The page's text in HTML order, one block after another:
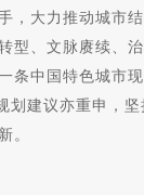
，大力推动城市
型、文脉赓续、
条中国特色城市
划建议亦重申，
。